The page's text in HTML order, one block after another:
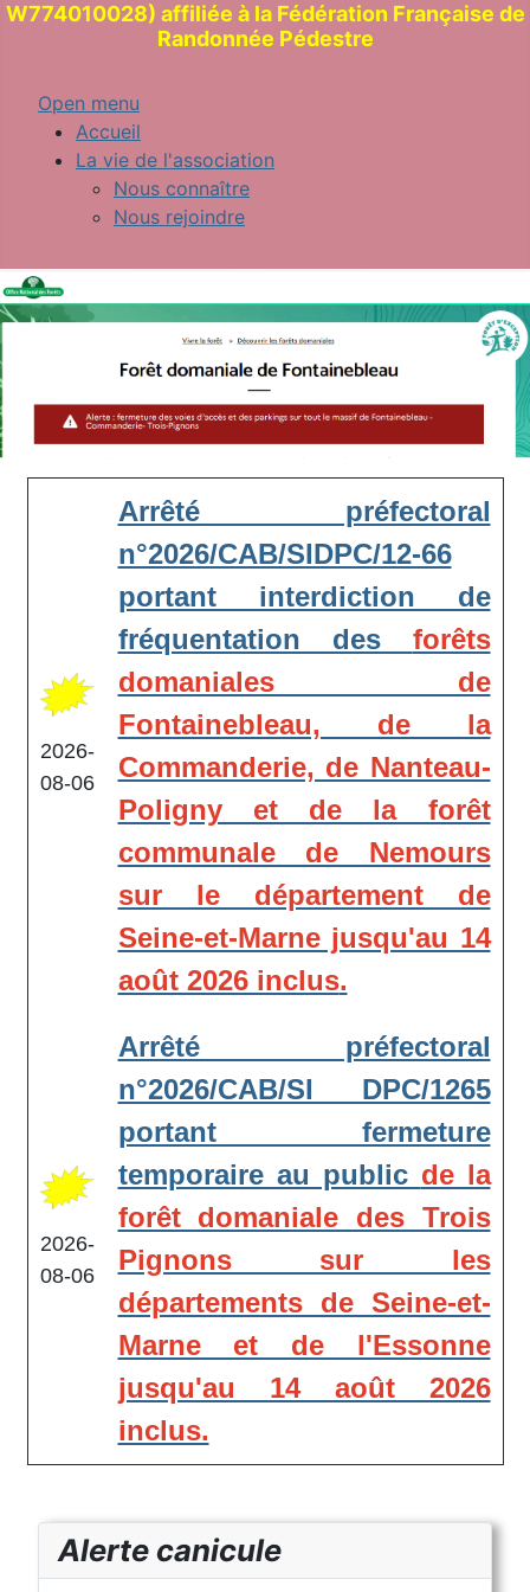
W774010028) affiliée à la Fédération Française de
Randonnée Pédestre
Open menu
Accueil
La vie de l'association
Nous connaître
Nous rejoindre
2026-
08-06
Arrêté préfectoral
n°2026/CAB/SIDPC/12-66
portant interdiction de
fréquentation des forêts
domaniales de
Fontainebleau, de la
Commanderie, de Nanteau-
Poligny et de la forêt
communale de Nemours
sur le département de
Seine-et-Marne jusqu'au 14
août 2026 inclus.
2026-
08-06
Arrêté préfectoral
n°2026/CAB/SI DPC/1265
portant fermeture
temporaire au public de la
forêt domaniale des Trois
Pignons sur les
départements de Seine-et-
Marne et de l'Essonne
jusqu'au 14 août 2026
inclus.
Alerte canicule